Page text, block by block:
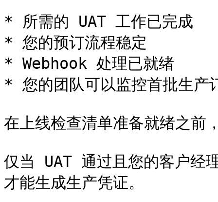
* 所需的 UAT 工作已完成
* 您的预订流程稳定
* Webhook 处理已就绪
* 您的团队可以监控首批生产
在上线检查清单准备就绪之前
仅当 UAT 通过且您的客户
才能生成生产凭证。